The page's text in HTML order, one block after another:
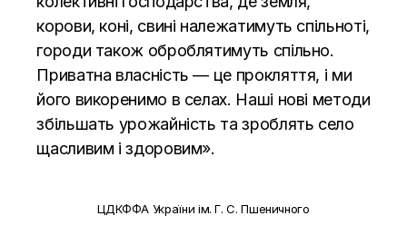
корови, коні, свині належатимуть спільноті,
городи також оброблятимуть спільно.
Приватна власність — це прокляття, і ми
його викоренимо в селах. Наші нові методи
збільшать урожайність та зроблять село
щасливим і здоровим».
ЦДКФФА України ім. Г. С. Пшеничного